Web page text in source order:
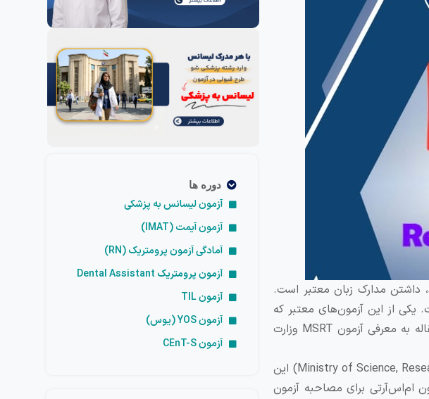
دوره ها
آزمون لیسانس به پزشکی
آزمون آیمت (IMAT)
آمادگی آزمون پرومتریک (RN)
آزمون پرومتریک Dental Assistant
آزمون TIL
آزمون YOS (یوس)
آزمون CEnT-S
داشتن مدارک زبان معتبر است.
یکی از این آزمون‌های معتبر که
توسط وزارت علوم برگزار می‌شود و برای دانشگاه‌های داخلی معتبر است، آزمون MSRT است. در این مقاله به معرفی آزمون MSRT وزارت
درواقع مقصود از عنوان MSRT، آزمون زبان وزات علوم، تحقیقات و فناوری است (Ministry of Science, Research and Technology) این
ام‌اس‌آر‌تی برای مصاحبه آزمون